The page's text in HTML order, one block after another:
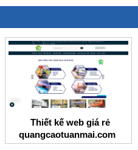
Thiết kế web giá rẻ
quangcaotuanmai.com